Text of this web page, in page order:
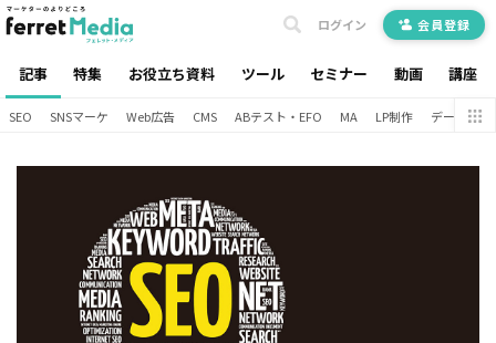
記事 特集 お役立ち資料 ツール セミナー 動画 講座
ログイン 会員登録
SEO SNSマーケ Web広告 CMS ABテスト・EFO MA LP制作 データ分析